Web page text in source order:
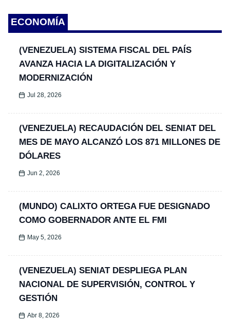
ECONOMÍA
(VENEZUELA) SISTEMA FISCAL DEL PAÍS
AVANZA HACIA LA DIGITALIZACIÓN Y
MODERNIZACIÓN
Jul 28, 2026
(VENEZUELA) RECAUDACIÓN DEL SENIAT DEL
MES DE MAYO ALCANZÓ LOS 871 MILLONES DE
DÓLARES
Jun 2, 2026
(MUNDO) CALIXTO ORTEGA FUE DESIGNADO
COMO GOBERNADOR ANTE EL FMI
May 5, 2026
(VENEZUELA) SENIAT DESPLIEGA PLAN
NACIONAL DE SUPERVISIÓN, CONTROL Y
GESTIÓN
Abr 8, 2026